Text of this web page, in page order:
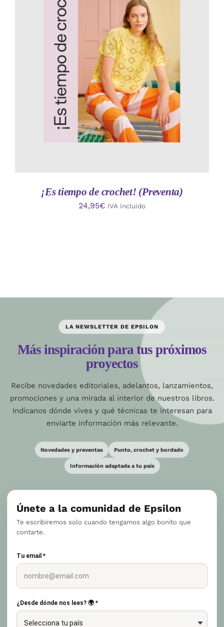
AÑADIR AL CARRITO
/
DETALLES
¡Es tiempo de crochet! (Preventa)
24,95€ IVA incluido
LA NEWSLETTER DE EPSILON
Más inspiración para tus próximos
proyectos
Recibe novedades editoriales, adelantos, lanzamientos,
promociones y una mirada al interior de nuestros libros.
Indícanos dónde vives y qué técnicas te interesan para
enviarte información más relevante.
Novedades y preventas Punto, crochet y bordado
Información adaptada a tu país
Únete a la comunidad de Epsilon
Te escribiremos solo cuando tengamos algo bonito que
contarte.
Tu email *
¿Desde dónde nos lees? 🌍 *